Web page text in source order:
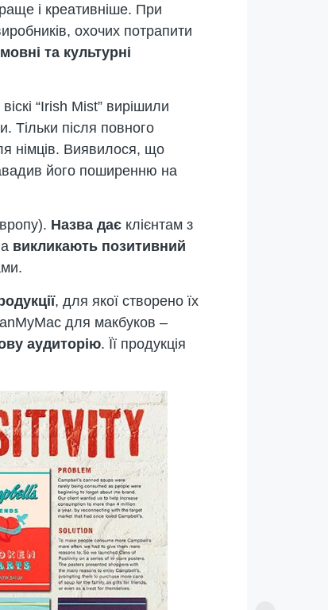
і креативніше. При
охочих потрапити
та культурні
“Irish Mist” вирішили
Тільки після повного
німців. Виявилося, що
його поширенню на
Назва дає клієнтам з
викликають позитивний
, для якої створено їх
для макбуков –
аудиторію. Її продукція